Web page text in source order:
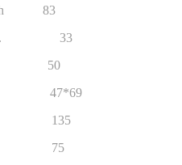
h 83
33
50
47*69
135
75